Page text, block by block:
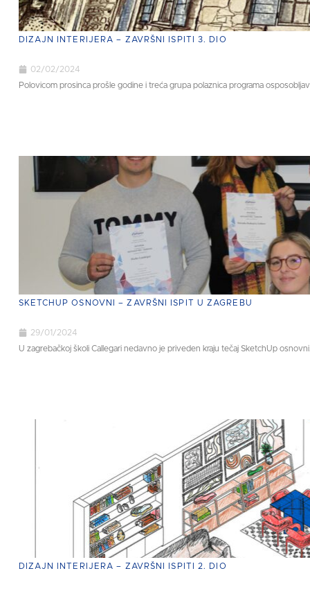
DIZAJN INTERIJERA – ZAVRŠNI ISPITI 3. DIO
02/02/2024
Polovicom prosinca prošle godine i treća grupa polaznica programa
SKETCHUP OSNOVNI – ZAVRŠNI ISPIT U ZAGREBU
29/01/2024
U zagrebačkoj školi Callegari nedavno je priveden kraju tečaj SketchUp
DIZAJN INTERIJERA – ZAVRŠNI ISPITI 2. DIO